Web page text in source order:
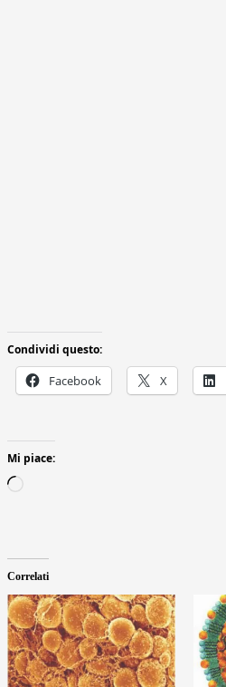
Condividi questo:
Facebook X
Mi piace:
Correlati